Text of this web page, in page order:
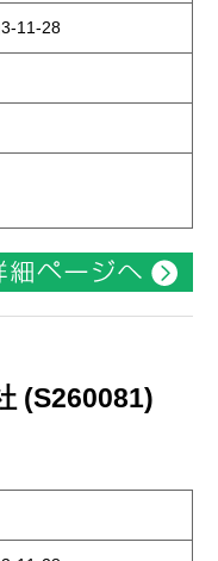
11-28
(S260081)